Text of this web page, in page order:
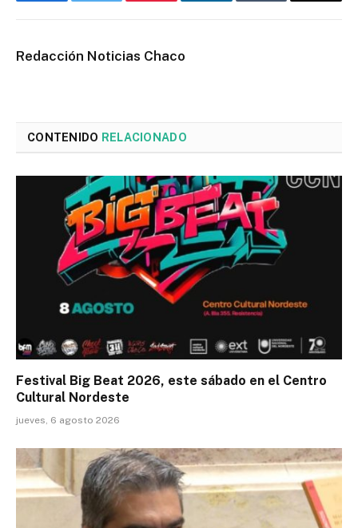
Redacción Noticias Chaco
CONTENIDO RELACIONADO
Festival Big Beat 2026, este sábado en el Centro
Cultural Nordeste
jueves, 6 agosto 2026